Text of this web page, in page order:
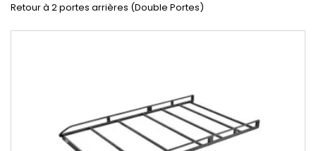
Retour à 2 portes arrières (Double Portes)